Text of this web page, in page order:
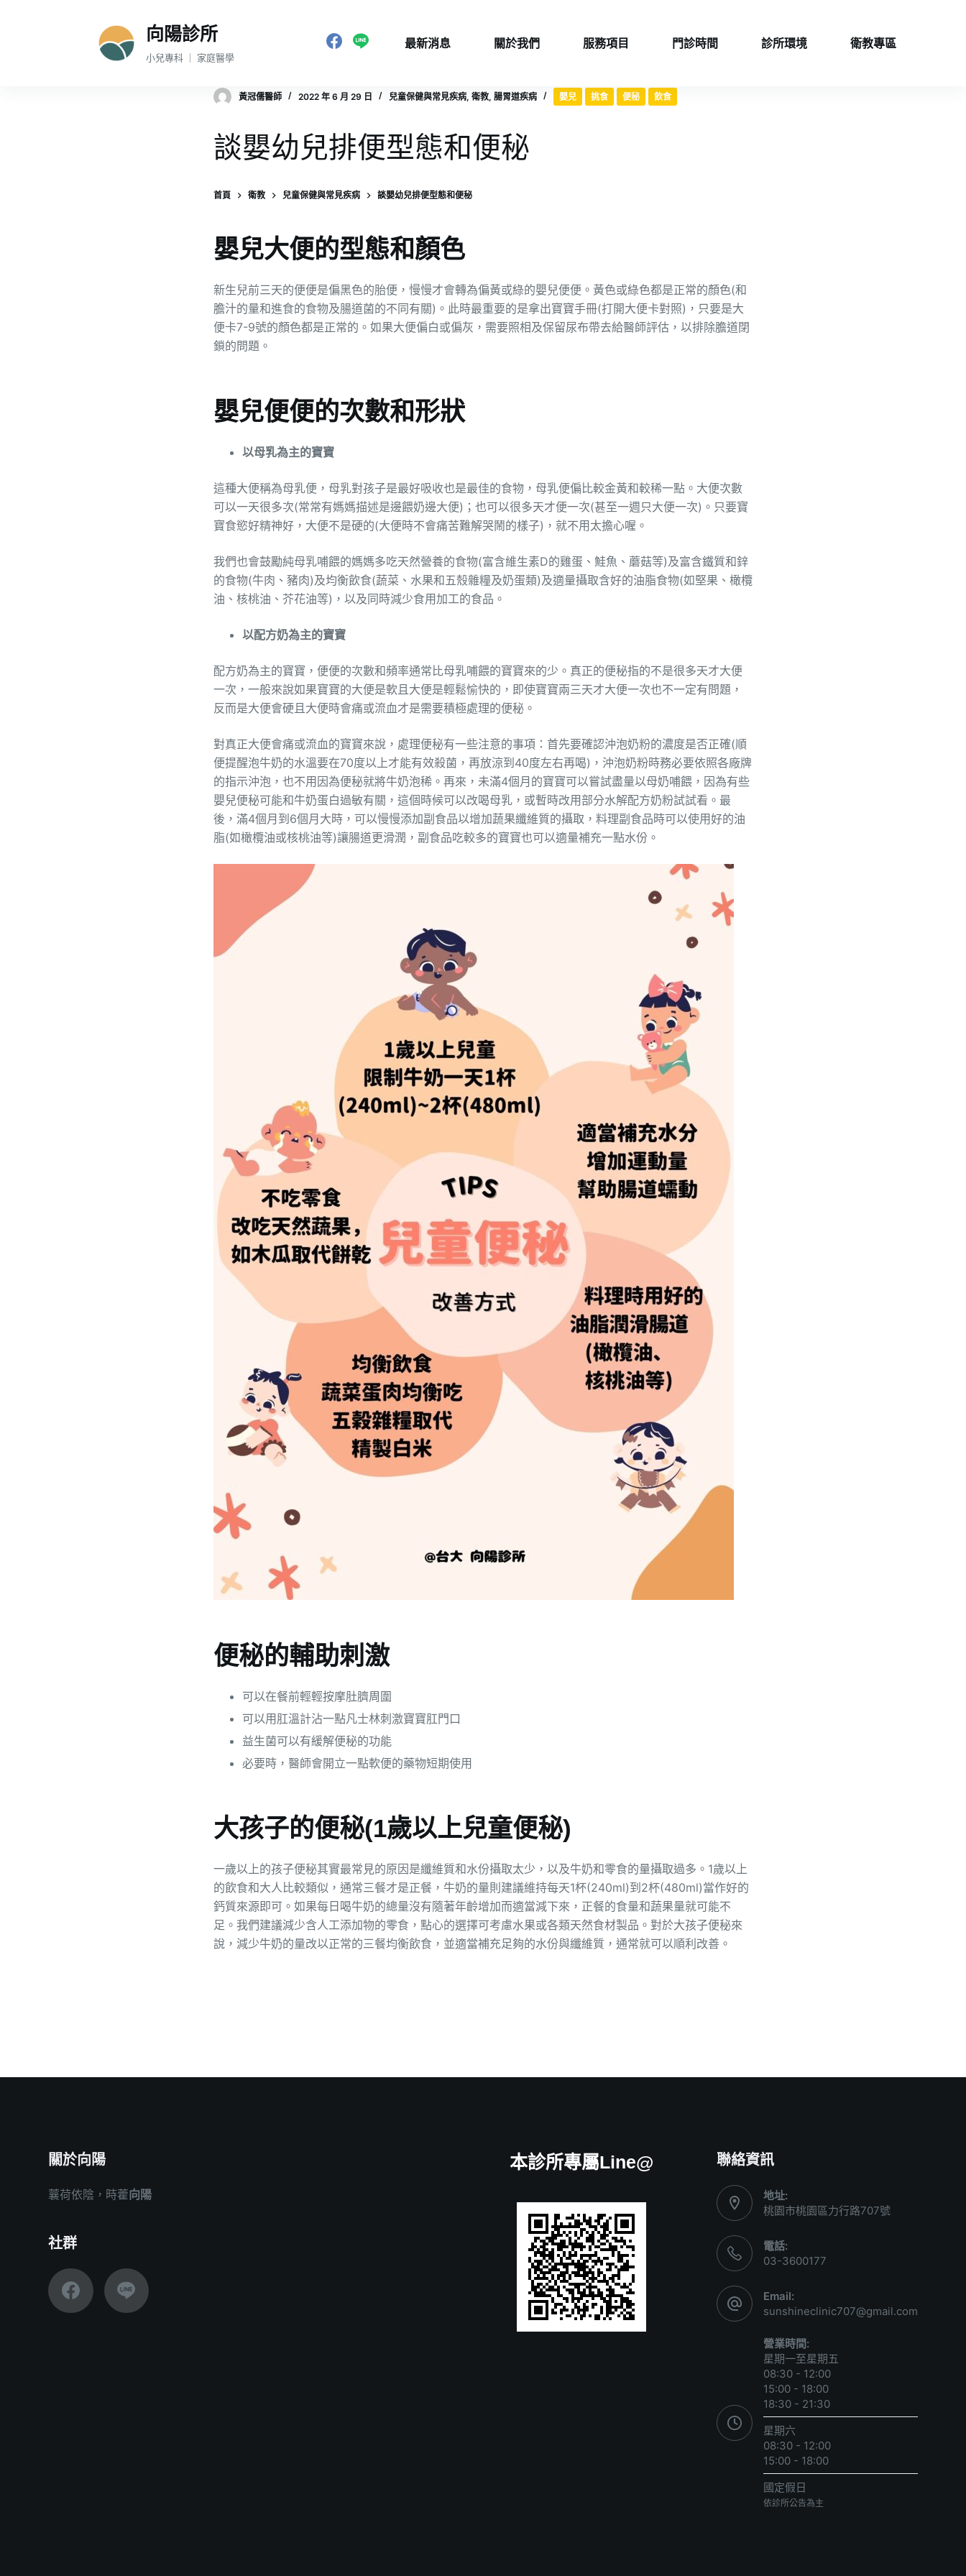
向陽診所
小兒專科 ｜ 家庭醫學
最新消息 關於我們 服務項目 門診時間 診所環境 衛教專區
黃冠儒醫師 2022 年 6 月 29 日 兒童保健與常見疾病, 衛教, 腸胃道疾病 嬰兒 挑食 便秘 飲食
談嬰幼兒排便型態和便秘
首頁 衛教 兒童保健與常見疾病 談嬰幼兒排便型態和便秘
嬰兒大便的型態和顏色
新生兒前三天的便便是偏黑色的胎便，慢慢才會轉為偏黃或綠的嬰兒便便。黃色或綠色都是正常的顏色(和
膽汁的量和進食的食物及腸道菌的不同有關)。此時最重要的是拿出寶寶手冊(打開大便卡對照)，只要是大
便卡7-9號的顏色都是正常的。如果大便偏白或偏灰，需要照相及保留尿布帶去給醫師評估，以排除膽道閉
鎖的問題。
嬰兒便便的次數和形狀
以母乳為主的寶寶
這種大便稱為母乳便，母乳對孩子是最好吸收也是最佳的食物，母乳便偏比較金黃和較稀一點。大便次數
可以一天很多次(常常有媽媽描述是邊餵奶邊大便)；也可以很多天才便一次(甚至一週只大便一次)。只要寶
寶食慾好精神好，大便不是硬的(大便時不會痛苦難解哭鬧的樣子)，就不用太擔心喔。
我們也會鼓勵純母乳哺餵的媽媽多吃天然營養的食物(富含維生素D的雞蛋、鮭魚、蘑菇等)及富含鐵質和鋅
的食物(牛肉、豬肉)及均衡飲食(蔬菜、水果和五殼雜糧及奶蛋類)及適量攝取含好的油脂食物(如堅果、橄欖
油、核桃油、芥花油等)，以及同時減少食用加工的食品。
以配方奶為主的寶寶
配方奶為主的寶寶，便便的次數和頻率通常比母乳哺餵的寶寶來的少。真正的便秘指的不是很多天才大便
一次，一般來說如果寶寶的大便是軟且大便是輕鬆愉快的，即使寶寶兩三天才大便一次也不一定有問題，
反而是大便會硬且大便時會痛或流血才是需要積極處理的便秘。
對真正大便會痛或流血的寶寶來說，處理便秘有一些注意的事項：首先要確認沖泡奶粉的濃度是否正確(順
便提醒泡牛奶的水溫要在70度以上才能有效殺菌，再放涼到40度左右再喝)，沖泡奶粉時務必要依照各廠牌
的指示沖泡，也不用因為便秘就將牛奶泡稀。再來，未滿4個月的寶寶可以嘗試盡量以母奶哺餵，因為有些
嬰兒便秘可能和牛奶蛋白過敏有關，這個時候可以改喝母乳，或暫時改用部分水解配方奶粉試試看。最
後，滿4個月到6個月大時，可以慢慢添加副食品以增加蔬果纖維質的攝取，料理副食品時可以使用好的油
脂(如橄欖油或核桃油等)讓腸道更滑潤，副食品吃較多的寶寶也可以適量補充一點水份。
便秘的輔助刺激
可以在餐前輕輕按摩肚臍周圍
可以用肛溫計沾一點凡士林刺激寶寶肛門口
益生菌可以有緩解便秘的功能
必要時，醫師會開立一點軟便的藥物短期使用
大孩子的便秘(1歲以上兒童便秘)
一歲以上的孩子便秘其實最常見的原因是纖維質和水份攝取太少，以及牛奶和零食的量攝取過多。1歲以上
的飲食和大人比較類似，通常三餐才是正餐，牛奶的量則建議維持每天1杯(240ml)到2杯(480ml)當作好的
鈣質來源即可。如果每日喝牛奶的總量沒有隨著年齡增加而適當減下來，正餐的食量和蔬果量就可能不
足。我們建議減少含人工添加物的零食，點心的選擇可考慮水果或各類天然食材製品。對於大孩子便秘來
說，減少牛奶的量改以正常的三餐均衡飲食，並適當補充足夠的水份與纖維質，通常就可以順利改善。
關於向陽
蘘荷依陰，時藿向陽
社群
本診所專屬Line@ 聯絡資訊
地址:
桃園市桃園區力行路707號
電話:
03-3600177
Email:
sunshineclinic707@gmail.com
營業時間:
星期一至星期五
08:30 - 12:00
15:00 - 18:00
18:30 - 21:30
星期六
08:30 - 12:00
15:00 - 18:00
國定假日
依診所公告為主